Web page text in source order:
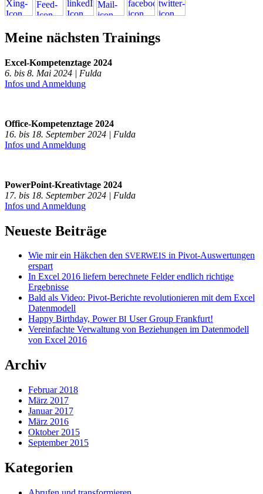
Meine nächsten Trainings
Excel-Kompetenztage 2024
6. bis 8. Mai 2024 | Fulda
Infos und Anmeldung
Office-Kompetenztage 2024
16. bis 18. September 2024 | Fulda
Infos und Anmeldung
PowerPoint-Kreativtage 2024
17. bis 18. September 2024 | Fulda
Infos und Anmeldung
Neueste Beiträge
Wie mir ein Häkchen den SVERWEIS in Pivot-Auswertungen
erspart
In Excel 2016 liefern berechnete Felder endlich richtige
Ergebnisse
Bald als Video: Pivot-Berichte revolutionieren mit dem Excel
Datenmodell
Happy Birthday, PowerBI User Group Frankfurt!
Vereinfachte Verwaltung von Beziehungen im Datenmodell
von Excel 2016
Archiv
Februar 2018
März 2017
Januar 2017
März 2016
Oktober 2015
September 2015
Kategorien